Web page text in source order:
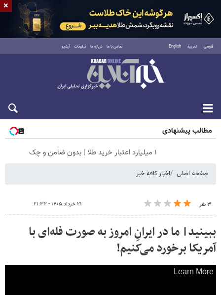
فارسی العربية English تماس با ما درباره ما تبلیغات آرشیو
شنبه ۱۷ مرداد ۱۴۰۵
مطالب پیشنهادی
۱ میلیارد اعتبار خرید طلا | بدون ضامن و چک
صفحه اصلی اخبار کافه خبر
۳ نفر ۲۱ خرداد ۱۴۰۵ - ۲۱:۳۲
ببینید| ما در ایرانِ امروز به صورت فله‌ای با
آمریکا برخورد می‌کنیم!
×